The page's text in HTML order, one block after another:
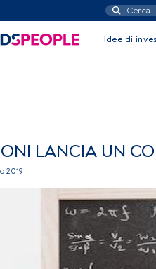
Idee di
LANCIA UN
2019